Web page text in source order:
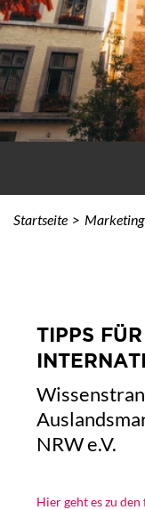
Startseite Marketing
TIPPS
NRW e.V.
Hier geht es zu